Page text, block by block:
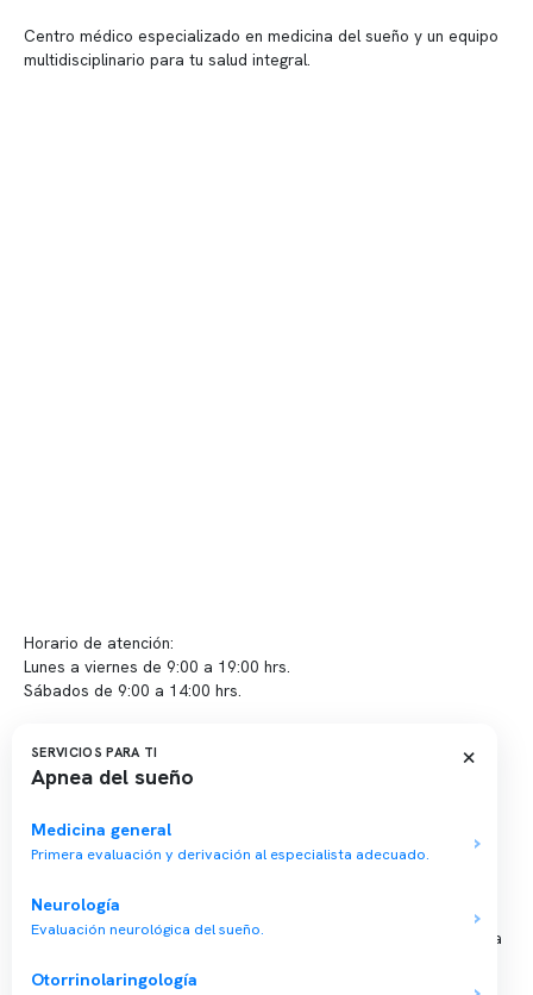
Centro médico especializado en medicina del sueño y un equipo
multidisciplinario para tu salud integral.
Horario de atención:
Lunes a viernes de 9:00 a 19:00 hrs.
Sábados de 9:00 a 14:00 hrs.
Sucursales
📍 Vitacura: Av. Kennedy 5488, Patio Inglés, piso -1, local 003
📍 Providencia: Av. Andrés Bello 2337, local 2
Reserva tu hora
Agenda tu consulta médica o examen del sueño de forma rápida
SERVICIOS PARA TI
Apnea del sueño
×
Medicina general
Primera evaluación y derivación al especialista adecuado.
Neurología
Evaluación neurológica del sueño.
Otorrinolaringología